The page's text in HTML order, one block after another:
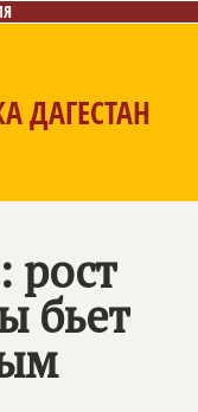
ДАГЕСТАН
рост
бьет